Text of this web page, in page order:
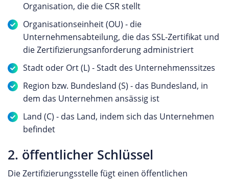
Organisation, die die CSR stellt
Organisationseinheit (OU) - die
Unternehmensabteilung, die das SSL-Zertifikat und
die Zertifizierungsanforderung administriert
Stadt oder Ort (L) - Stadt des Unternehmenssitzes
Region bzw. Bundesland (S) - das Bundesland, in
dem das Unternehmen ansässig ist
Land (C) - das Land, indem sich das Unternehmen
befindet
2. öffentlicher Schlüssel
Die Zertifizierungsstelle fügt einen öffentlichen